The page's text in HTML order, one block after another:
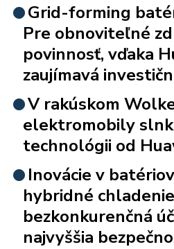
Grid-forming
Pre obnoviteľné
povinnosť, vďaka
zaujímavá
V rakúskom
elektromobily
technológii od
Inovácie v
hybridné
bezkonkurenčná
najvyššia